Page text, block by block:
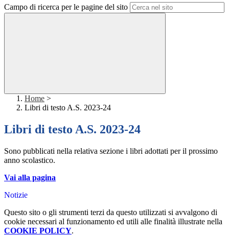
Campo di ricerca per le pagine del sito
Home >
Libri di testo A.S. 2023-24
Libri di testo A.S. 2023-24
Sono pubblicati nella relativa sezione i libri adottati per il prossimo
anno scolastico.
Vai alla pagina
Notizie
Questo sito o gli strumenti terzi da questo utilizzati si avvalgono di
cookie necessari al funzionamento ed utili alle finalità illustrate nella
COOKIE POLICY.